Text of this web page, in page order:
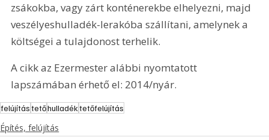
zsákokba, vagy zárt konténerekbe elhelyezni, majd
veszélyeshulladék-lerakóba szállítani, amelynek a
költségei a tulajdonost terhelik.
A cikk az Ezermester alábbi nyomtatott
lapszámában érhető el: 2014/nyár.
felújítástetőhulladéktetőfelújítás
Építés, felújítás